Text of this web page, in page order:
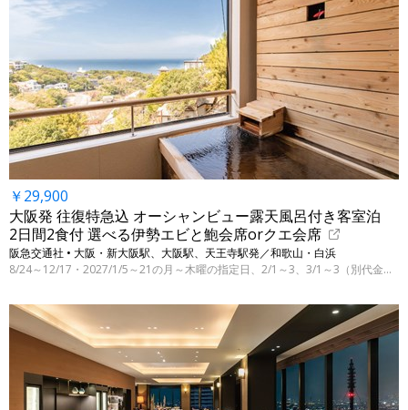
￥29,900
大阪発 往復特急込 オーシャンビュー露天風呂付き客室泊
2日間2食付 選べる伊勢エビと鮑会席orクエ会席
阪急交通社 • 大阪・新大阪駅、大阪駅、天王寺駅発／和歌山・白浜
8/24～12/17・2027/1/5～21の月～木曜の指定日、2/1～3、3/1～3（別代金にて3/31まで）